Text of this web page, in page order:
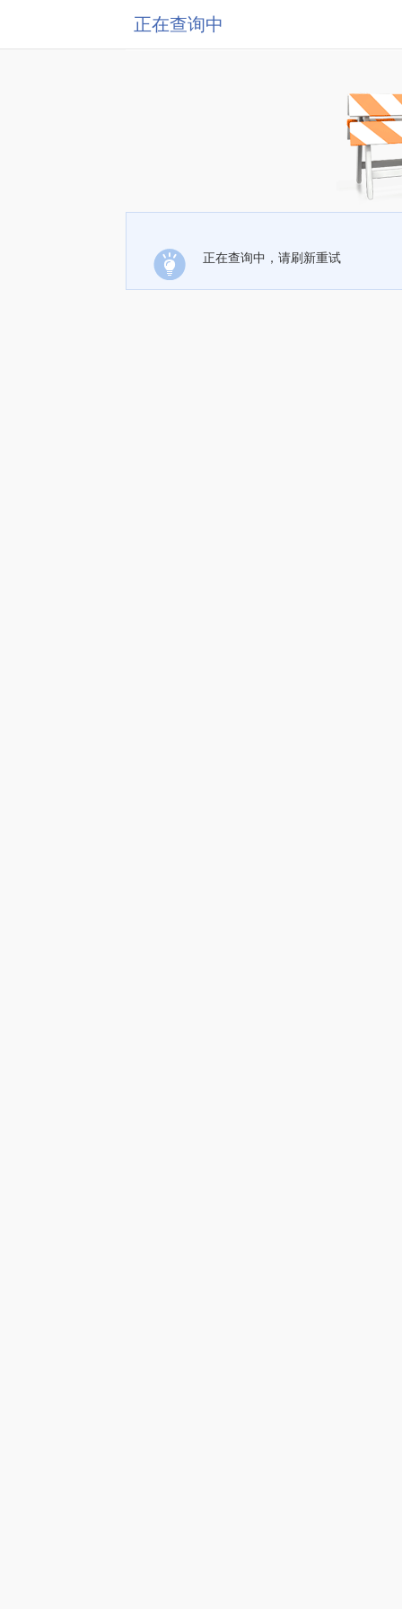
正在查询中
正在查询中，请刷新重试